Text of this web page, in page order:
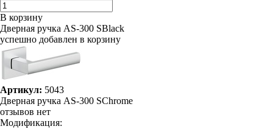
В корзину
Дверная ручка AS-300 SBlack
успешно добавлен в корзину
Артикул: 5043
Дверная ручка AS-300 SChrome
отзывов нет
Модификация: